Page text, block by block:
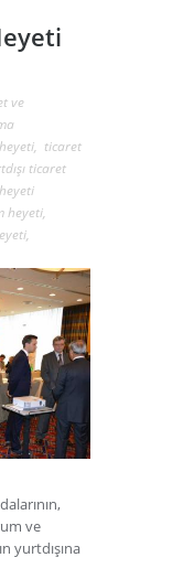
ve
, ticaret
ticaret
heyeti,
,
ve
yurtdışına